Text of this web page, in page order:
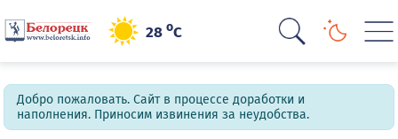
28oC
Добро пожаловать. Сайт в процессе доработки и
наполнения. Приносим извинения за неудобства.